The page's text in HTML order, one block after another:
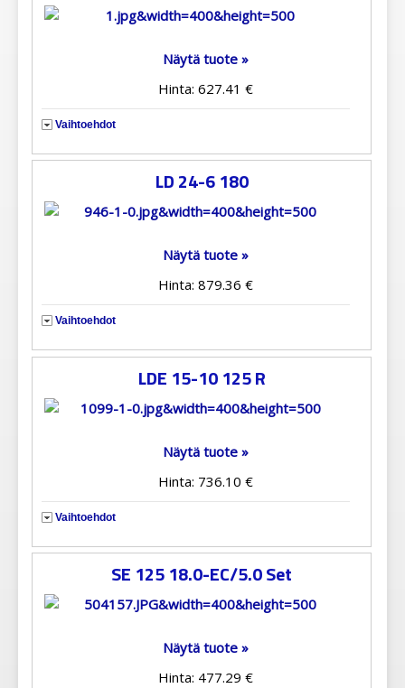
Näytä tuote »
Hinta: 627.41 €
Vaihtoehdot
LD 24-6 180
Näytä tuote »
Hinta: 879.36 €
Vaihtoehdot
LDE 15-10 125 R
Näytä tuote »
Hinta: 736.10 €
Vaihtoehdot
SE 125 18.0-EC/5.0 Set
Näytä tuote »
Hinta: 477.29 €